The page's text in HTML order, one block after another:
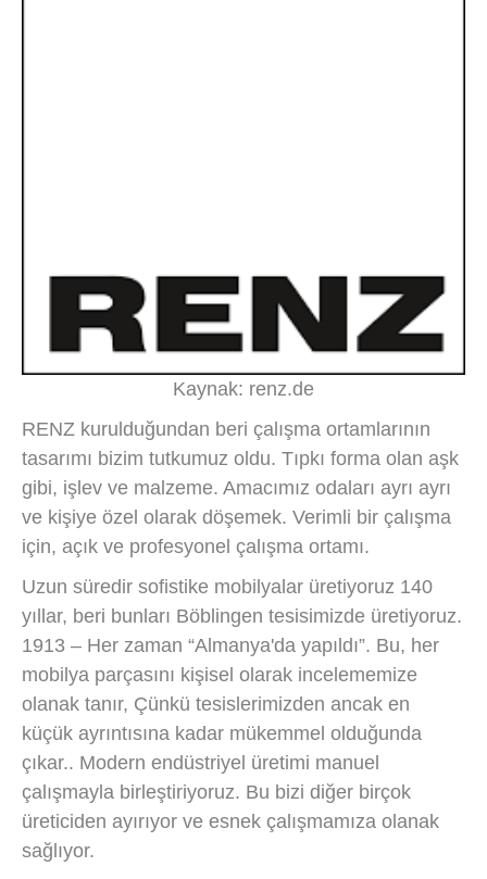
Kaynak: renz.de
RENZ kurulduğundan beri çalışma ortamlarının
tasarımı bizim tutkumuz oldu. Tıpkı forma olan aşk
gibi, işlev ve malzeme. Amacımız odaları ayrı ayrı
ve kişiye özel olarak döşemek. Verimli bir çalışma
için, açık ve profesyonel çalışma ortamı.
Uzun süredir sofistike mobilyalar üretiyoruz 140
yıllar, beri bunları Böblingen tesisimizde üretiyoruz.
1913 – Her zaman “Almanya'da yapıldı”. Bu, her
mobilya parçasını kişisel olarak incelememize
olanak tanır, Çünkü tesislerimizden ancak en
küçük ayrıntısına kadar mükemmel olduğunda
çıkar.. Modern endüstriyel üretimi manuel
çalışmayla birleştiriyoruz. Bu bizi diğer birçok
üreticiden ayırıyor ve esnek çalışmamıza olanak
sağlıyor.